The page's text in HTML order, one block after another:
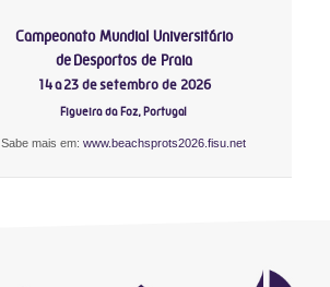
Campeonato Mundial Universitário
de Desportos de Praia
14 a 23 de setembro de 2026
Figueira da Foz, Portugal
Sabe mais em:www.beachsprots2026.fisu.net